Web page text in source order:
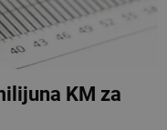
KM za